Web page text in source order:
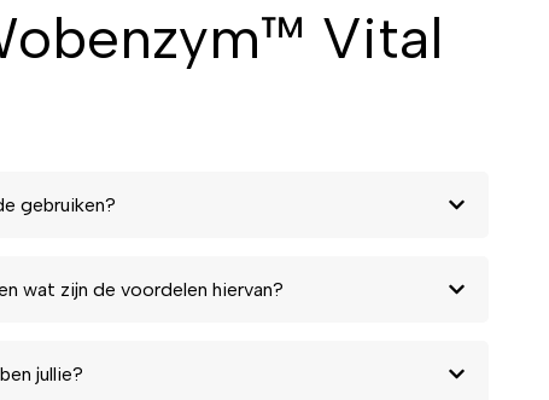
Vital
gebruiken?
wat zijn de voordelen hiervan?
jullie?